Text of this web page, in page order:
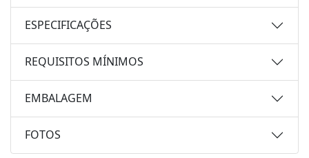
ESPECIFICAÇÕES
REQUISITOS MÍNIMOS
EMBALAGEM
FOTOS